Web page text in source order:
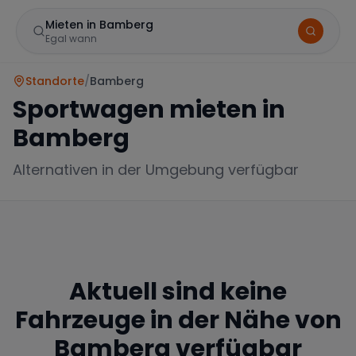
Mieten in Bamberg
Egal wann
Mercedes BMW Audi
Standorte/Bamberg
Sportwagen mieten in
Bamberg
Alternativen in der Umgebung verfügbar
Aktuell sind keine
Fahrzeuge in der Nähe von
Bambergverfügbar